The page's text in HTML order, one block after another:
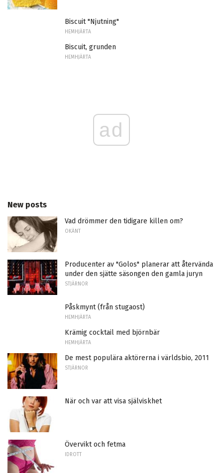
Biscuit "Njutning"
HEMHJÄRTA
Biscuit, grunden
HEMHJÄRTA
ad
New posts
Vad drömmer den tidigare killen om?
OKÄNT
Producenter av "Golos" planerar att återvända
under den sjätte säsongen den gamla juryn
STJÄRNOR
Påskmynt (från stugaost)
HEMHJÄRTA
Krämig cocktail med björnbär
HEMHJÄRTA
De mest populära aktörerna i världsbio, 2011
STJÄRNOR
När och var att visa själviskhet
Övervikt och fetma
IDROTT